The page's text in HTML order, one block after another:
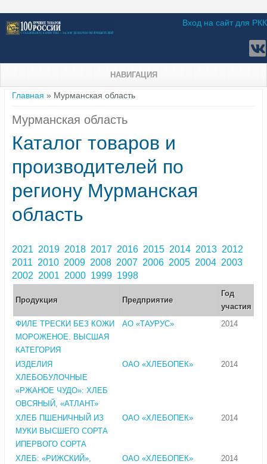
Вход на сайт для РКК
НАВИГАЦИЯ
Вы здесь
Главная » Мурманская область
Мурманская область
Каталог товаров и
производителей по
региону Мурманская
область
2021 2019 2018 2017 2016 2015 2014 2013 2012
2011 2010 2009 2008 2007 2006 2005 2004 2003
2002 2001 2000 1999 1998
Продукция Предприятие
Год
участия
ФИЛЕ ТРЕСКИ БЕЗ КОЖИ
МОРОЖЕНОЕ. ВЫСШАЯ
КАТЕГОРИЯ
АО «ТАУРУС» 2014
ИЗДЕЛИЯ
ХЛЕБОБУЛОЧНЫЕ
«РЖАНОЕ ЧУДО»: ХЛЕБ
ОВСЯНЫЙ, «АТЛАНТ»
ОАО «ХЛЕБОПЕК» 2014
ХЛЕБ ПШЕНИЧНЫЙ ИЗ
МУКИ ВЫСШЕГО СОРТА
ИПЕРВОГО СОРТА
ОАО «ХЛЕБОПЕК» 2014
ХЛЕБ: «РИЖСКИЙ»,
ОАО «ХЛЕБОПЕК» 2014